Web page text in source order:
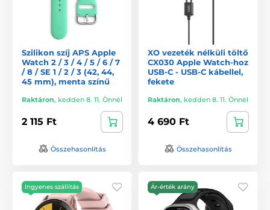
Szilikon szíj APS Apple
Watch 2 / 3 / 4 / 5 / 6 / 7
/ 8 / SE 1 / 2 / 3 (42, 44,
45 mm), menta színű
Raktáron, kedden 8. 11. Önnél
2 115 Ft
Összehasonlítás
XO vezeték nélküli töltő
CX030 Apple Watch-hoz
USB-C - USB-C kábellel,
fekete
Raktáron, kedden 8. 11. Önnél
4 690 Ft
Összehasonlítás
Ingyenes szállítás Ár-érték arány